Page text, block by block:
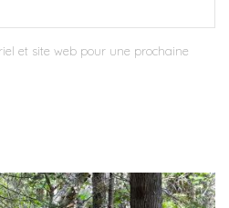
et site web pour une prochaine